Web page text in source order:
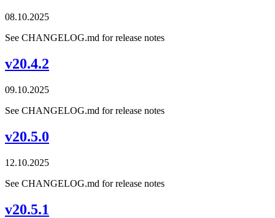
08.10.2025
See CHANGELOG.md for release notes
v20.4.2
09.10.2025
See CHANGELOG.md for release notes
v20.5.0
12.10.2025
See CHANGELOG.md for release notes
v20.5.1